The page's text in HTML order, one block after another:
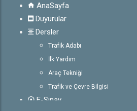
AnaSayfa
Duyurular
Dersler
Trafik Adabı
İlk Yardım
Araç Tekniği
Trafik ve Çevre Bilgisi
E-Sınav